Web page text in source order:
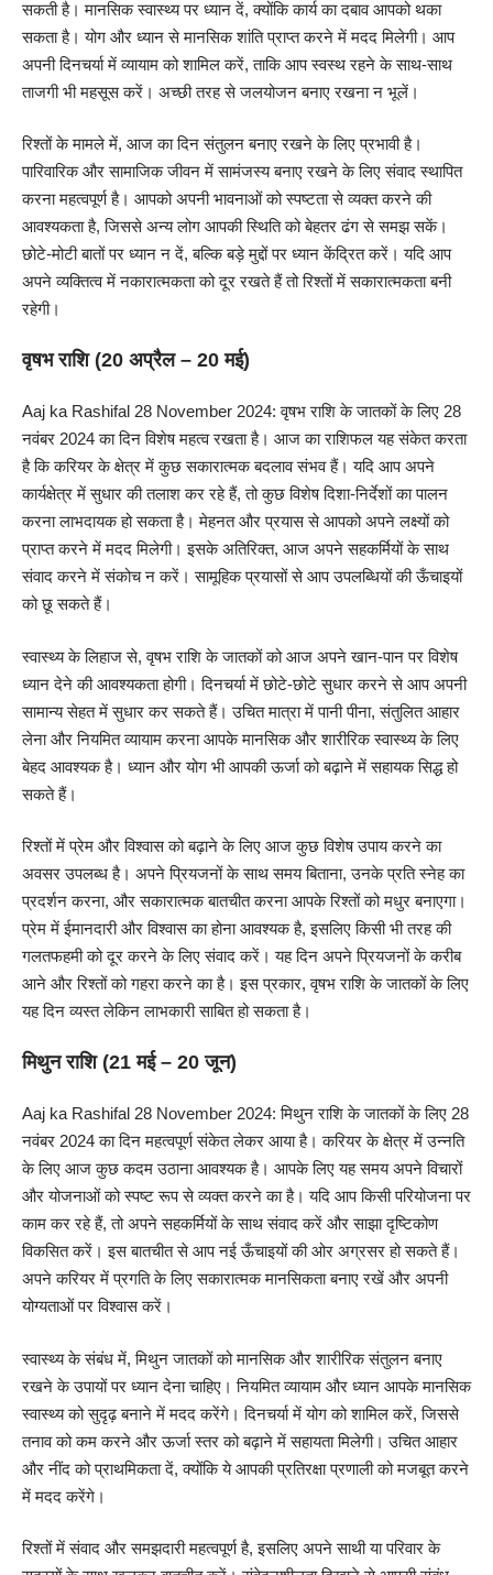
सकती है। मानसिक स्वास्थ्य पर ध्यान दें, क्योंकि कार्य का दबाव आपको थका
सकता है। योग और ध्यान से मानसिक शांति प्राप्त करने में मदद मिलेगी। आप
अपनी दिनचर्या में व्यायाम को शामिल करें, ताकि आप स्वस्थ रहने के साथ-साथ
ताजगी भी महसूस करें। अच्छी तरह से जलयोजन बनाए रखना न भूलें।
रिश्तों के मामले में, आज का दिन संतुलन बनाए रखने के लिए प्रभावी है।
पारिवारिक और सामाजिक जीवन में सामंजस्य बनाए रखने के लिए संवाद स्थापित
करना महत्वपूर्ण है। आपको अपनी भावनाओं को स्पष्टता से व्यक्त करने की
आवश्यकता है, जिससे अन्य लोग आपकी स्थिति को बेहतर ढंग से समझ सकें।
छोटे-मोटी बातों पर ध्यान न दें, बल्कि बड़े मुद्दों पर ध्यान केंद्रित करें। यदि आप
अपने व्यक्तित्व में नकारात्मकता को दूर रखते हैं तो रिश्तों में सकारात्मकता बनी
रहेगी।
वृषभ राशि (20 अप्रैल – 20 मई)
Aaj ka Rashifal 28 November 2024: वृषभ राशि के जातकों के लिए 28
नवंबर 2024 का दिन विशेष महत्व रखता है। आज का राशिफल यह संकेत करता
है कि करियर के क्षेत्र में कुछ सकारात्मक बदलाव संभव हैं। यदि आप अपने
कार्यक्षेत्र में सुधार की तलाश कर रहे हैं, तो कुछ विशेष दिशा-निर्देशों का पालन
करना लाभदायक हो सकता है। मेहनत और प्रयास से आपको अपने लक्ष्यों को
प्राप्त करने में मदद मिलेगी। इसके अतिरिक्त, आज अपने सहकर्मियों के साथ
संवाद करने में संकोच न करें। सामूहिक प्रयासों से आप उपलब्धियों की ऊँचाइयों
को छू सकते हैं।
स्वास्थ्य के लिहाज से, वृषभ राशि के जातकों को आज अपने खान-पान पर विशेष
ध्यान देने की आवश्यकता होगी। दिनचर्या में छोटे-छोटे सुधार करने से आप अपनी
सामान्य सेहत में सुधार कर सकते हैं। उचित मात्रा में पानी पीना, संतुलित आहार
लेना और नियमित व्यायाम करना आपके मानसिक और शारीरिक स्वास्थ्य के लिए
बेहद आवश्यक है। ध्यान और योग भी आपकी ऊर्जा को बढ़ाने में सहायक सिद्ध हो
सकते हैं।
रिश्तों में प्रेम और विश्वास को बढ़ाने के लिए आज कुछ विशेष उपाय करने का
अवसर उपलब्ध है। अपने प्रियजनों के साथ समय बिताना, उनके प्रति स्नेह का
प्रदर्शन करना, और सकारात्मक बातचीत करना आपके रिश्तों को मधुर बनाएगा।
प्रेम में ईमानदारी और विश्वास का होना आवश्यक है, इसलिए किसी भी तरह की
गलतफहमी को दूर करने के लिए संवाद करें। यह दिन अपने प्रियजनों के करीब
आने और रिश्तों को गहरा करने का है। इस प्रकार, वृषभ राशि के जातकों के लिए
यह दिन व्यस्त लेकिन लाभकारी साबित हो सकता है।
मिथुन राशि (21 मई – 20 जून)
Aaj ka Rashifal 28 November 2024: मिथुन राशि के जातकों के लिए 28
नवंबर 2024 का दिन महत्वपूर्ण संकेत लेकर आया है। करियर के क्षेत्र में उन्नति
के लिए आज कुछ कदम उठाना आवश्यक है। आपके लिए यह समय अपने विचारों
और योजनाओं को स्पष्ट रूप से व्यक्त करने का है। यदि आप किसी परियोजना पर
काम कर रहे हैं, तो अपने सहकर्मियों के साथ संवाद करें और साझा दृष्टिकोण
विकसित करें। इस बातचीत से आप नई ऊँचाइयों की ओर अग्रसर हो सकते हैं।
अपने करियर में प्रगति के लिए सकारात्मक मानसिकता बनाए रखें और अपनी
योग्यताओं पर विश्वास करें।
स्वास्थ्य के संबंध में, मिथुन जातकों को मानसिक और शारीरिक संतुलन बनाए
रखने के उपायों पर ध्यान देना चाहिए। नियमित व्यायाम और ध्यान आपके मानसिक
स्वास्थ्य को सुदृढ़ बनाने में मदद करेंगे। दिनचर्या में योग को शामिल करें, जिससे
तनाव को कम करने और ऊर्जा स्तर को बढ़ाने में सहायता मिलेगी। उचित आहार
और नींद को प्राथमिकता दें, क्योंकि ये आपकी प्रतिरक्षा प्रणाली को मजबूत करने
में मदद करेंगे।
रिश्तों में संवाद और समझदारी महत्वपूर्ण है, इसलिए अपने साथी या परिवार के